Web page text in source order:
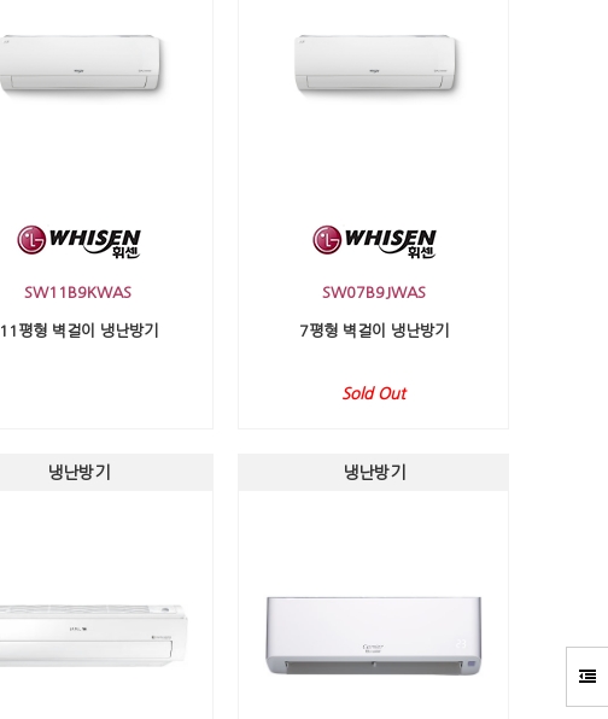
SW11B9KWAS
11평형 벽걸이 냉난방기
SW07B9JWAS
7평형 벽걸이 냉난방기
Sold Out
냉난방기 냉난방기